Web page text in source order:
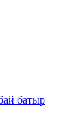
батыр